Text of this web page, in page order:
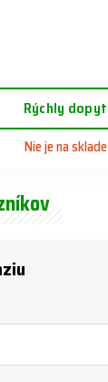
Rýchly dopyt
Nie je na sklade